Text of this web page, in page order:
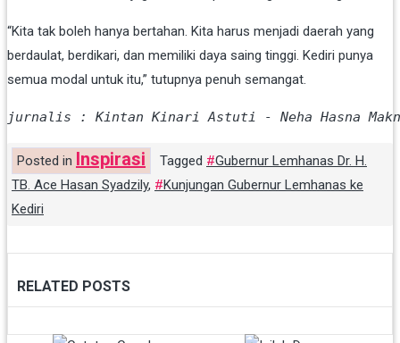
“Kita tak boleh hanya bertahan. Kita harus menjadi daerah yang
berdaulat, berdikari, dan memiliki daya saing tinggi. Kediri punya
semua modal untuk itu,” tutupnya penuh semangat.
jurnalis : Kintan Kinari Astuti - Neha Hasna
Posted in Inspirasi Tagged
Gubernur Lemhanas Dr. H.
TB. Ace Hasan Syadzily,
Kunjungan Gubernur Lemhanas ke
Kediri
RELATED POSTS